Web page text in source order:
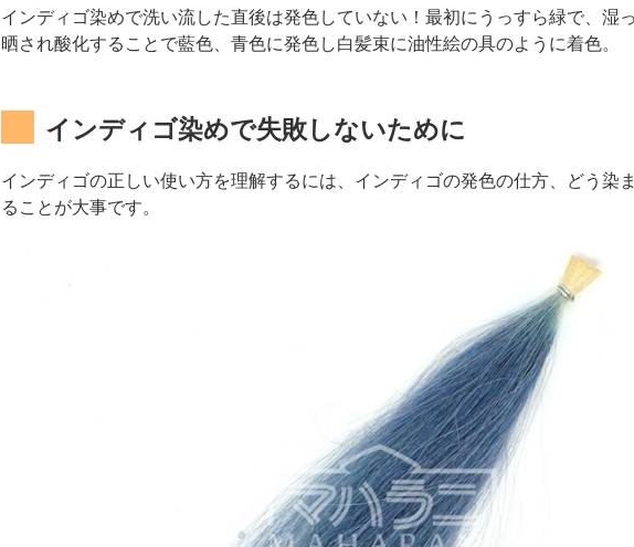
インディゴ染めで洗い流した直後は発色していない！最初にうっすら緑で、湿
晒され酸化することで藍色、青色に発色し白髪束に油性絵の具のように着色。
インディゴ染めで失敗しないために
インディゴの正しい使い方を理解するには、インディゴの発色の仕方、どう染
ることが大事です。